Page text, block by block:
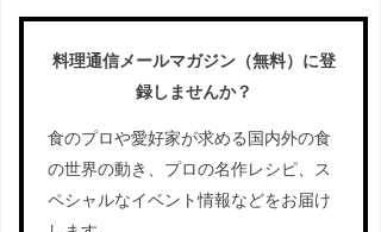
料理通信メールマガジン（無料）に登
録しませんか？
食のプロや愛好家が求める国内外の食
の世界の動き、プロの名作レシピ、ス
ペシャルなイベント情報などをお届け